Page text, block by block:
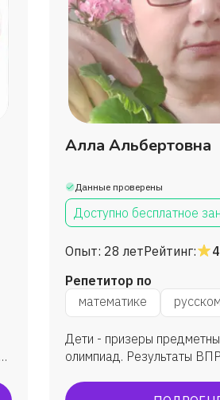
Алла Альбертовна
Данные проверены
Доступно бесплатное
Опыт: 28 летРейтинг:
Репетитор по
математике
Дети - призеры
олимпиад. Результаты